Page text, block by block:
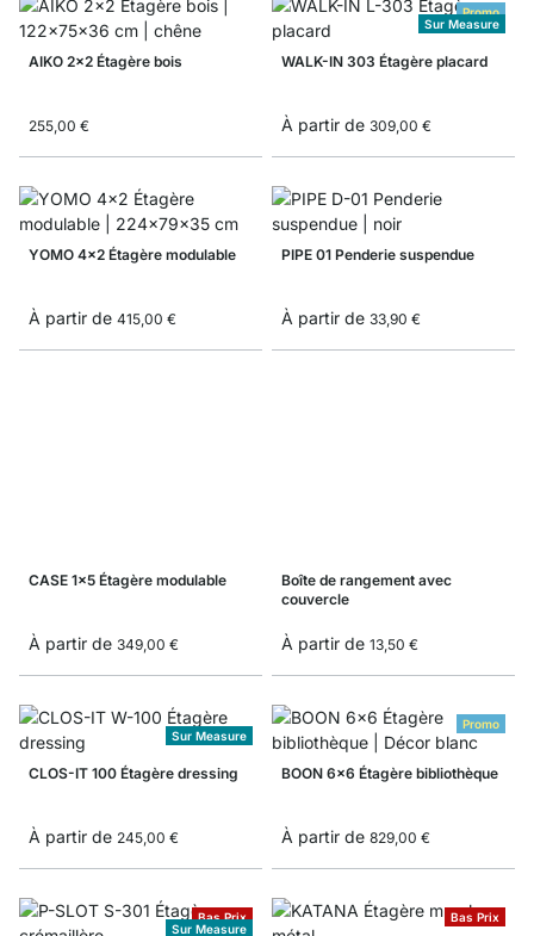
AIKO 2x2 Étagère bois
255,00 €
Promo
Sur Measure
WALK-IN 303 Étagère placard
À partir de 309,00 €
YOMO 4x2 Étagère modulable
À partir de 415,00 €
PIPE 01 Penderie suspendue
À partir de 33,90 €
CASE 1x5 Étagère modulable
À partir de 349,00 €
Boîte de rangement avec
couvercle
À partir de 13,50 €
Sur Measure
CLOS-IT 100 Étagère dressing
À partir de 245,00 €
Promo
BOON 6x6 Étagère bibliothèque
À partir de 829,00 €
Bas Prix
Sur Measure
Bas Prix